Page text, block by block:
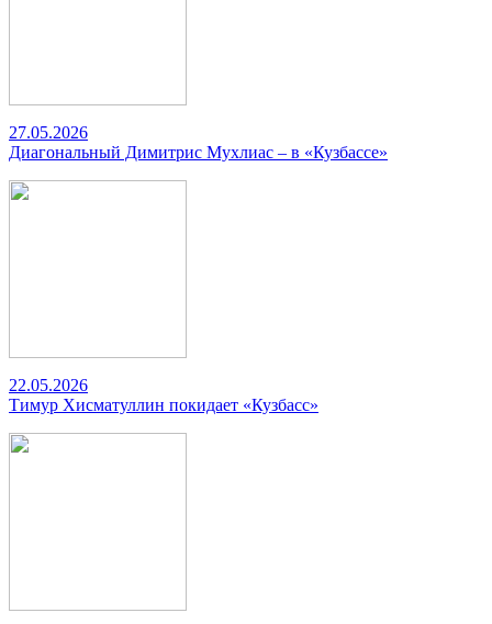
27.05.2026
Диагональный Димитрис Мухлиас – в «Кузбассе»
22.05.2026
Тимур Хисматуллин покидает «Кузбасс»